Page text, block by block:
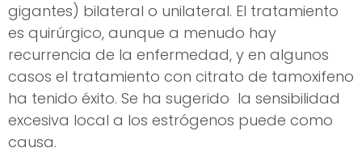
gigantes) bilateral o unilateral. El tratamiento
es quirúrgico, aunque a menudo hay
recurrencia de la enfermedad, y en algunos
casos el tratamiento con citrato de tamoxifeno
ha tenido éxito. Se ha sugerido la sensibilidad
excesiva local a los estrógenos puede como
causa.